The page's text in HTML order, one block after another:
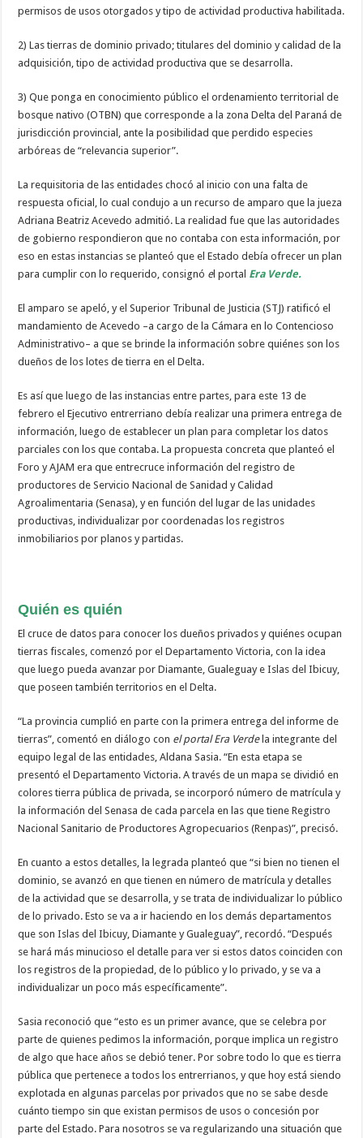
permisos de usos otorgados y tipo de actividad productiva habilitada.
2) Las tierras de dominio privado; titulares del dominio y calidad de la
adquisición, tipo de actividad productiva que se desarrolla.
3) Que ponga en conocimiento público el ordenamiento territorial de
bosque nativo (OTBN) que corresponde a la zona Delta del Paraná de
jurisdicción provincial, ante la posibilidad que perdido especies
arbóreas de “relevancia superior”.
La requisitoria de las entidades chocó al inicio con una falta de
respuesta oficial, lo cual condujo a un recurso de amparo que la jueza
Adriana Beatriz Acevedo admitió. La realidad fue que las autoridades
de gobierno respondieron que no contaba con esta información, por
eso en estas instancias se planteó que el Estado debía ofrecer un plan
para cumplir con lo requerido, consignó el portal Era Verde.
El amparo se apeló, y el Superior Tribunal de Justicia (STJ) ratificó el
mandamiento de Acevedo –a cargo de la Cámara en lo Contencioso
Administrativo– a que se brinde la información sobre quiénes son los
dueños de los lotes de tierra en el Delta.
Es así que luego de las instancias entre partes, para este 13 de
febrero el Ejecutivo entrerriano debía realizar una primera entrega de
información, luego de establecer un plan para completar los datos
parciales con los que contaba. La propuesta concreta que planteó el
Foro y AJAM era que entrecruce información del registro de
productores de Servicio Nacional de Sanidad y Calidad
Agroalimentaria (Senasa), y en función del lugar de las unidades
productivas, individualizar por coordenadas los registros
inmobiliarios por planos y partidas.
Quién es quién
El cruce de datos para conocer los dueños privados y quiénes ocupan
tierras fiscales, comenzó por el Departamento Victoria, con la idea
que luego pueda avanzar por Diamante, Gualeguay e Islas del Ibicuy,
que poseen también territorios en el Delta.
“La provincia cumplió en parte con la primera entrega del informe de
tierras”, comentó en diálogo con el portal Era Verdela integrante del
equipo legal de las entidades, Aldana Sasia. “En esta etapa se
presentó el Departamento Victoria. A través de un mapa se dividió en
colores tierra pública de privada, se incorporó número de matrícula y
la información del Senasa de cada parcela en las que tiene Registro
Nacional Sanitario de Productores Agropecuarios (Renpas)”, precisó.
En cuanto a estos detalles, la legrada planteó que “si bien no tienen el
dominio, se avanzó en que tienen en número de matrícula y detalles
de la actividad que se desarrolla, y se trata de individualizar lo público
de lo privado. Esto se va a ir haciendo en los demás departamentos
que son Islas del Ibicuy, Diamante y Gualeguay”, recordó. “Después
se hará más minucioso el detalle para ver si estos datos coinciden con
los registros de la propiedad, de lo público y lo privado, y se va a
individualizar un poco más específicamente”.
Sasia reconoció que “esto es un primer avance, que se celebra por
parte de quienes pedimos la información, porque implica un registro
de algo que hace años se debió tener. Por sobre todo lo que es tierra
pública que pertenece a todos los entrerrianos, y que hoy está siendo
explotada en algunas parcelas por privados que no se sabe desde
cuánto tiempo sin que existan permisos de usos o concesión por
parte del Estado. Para nosotros se va regularizando una situación que